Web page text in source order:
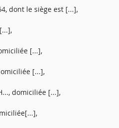
dont le siège est [...],
[...],
[...],
domiciliée [...],